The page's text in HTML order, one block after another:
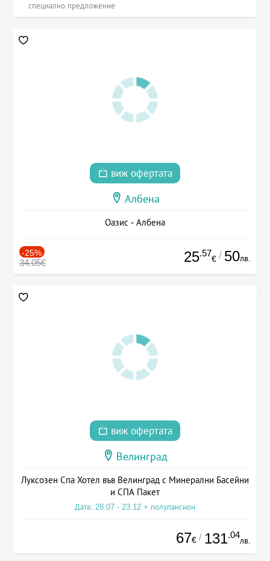
специално предложение
виж офертата
Албена
Оазис - Албена
-25%
34.05€ 25.57
€ / 50лв.
виж офертата
Велинград
Луксозен Спа Хотел във Велинград с Минерални Басейни
и СПА Пакет
Дата: 28.07 - 23.12 + полупансион
67€ / 131.04
лв.